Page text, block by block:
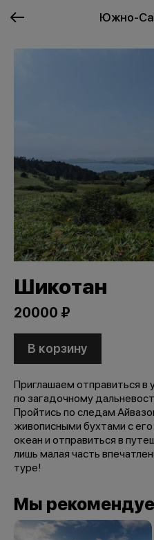
Южно-
Шикотан
20000 ₽
В корзину
Приглашаем отправиться в
по загадочному
Пройтись по следам
живописными бухтами с
океан и отправиться в
лишь малая часть
туре!
Мы